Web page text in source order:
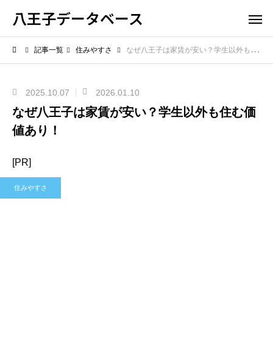
八王子データベース
記事一覧 住みやすさ なぜ八王子は家賃が安い？学生以外も住む価値あり！
2025.10.07 2026.01.10
なぜ八王子は家賃が安い？学生以外も住む価
値あり！
[PR]
住みやすさ